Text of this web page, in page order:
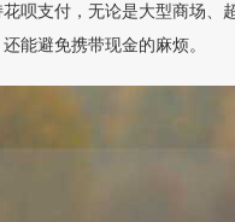
呗支付，无论是大型商场、
能避免携带现金的麻烦。